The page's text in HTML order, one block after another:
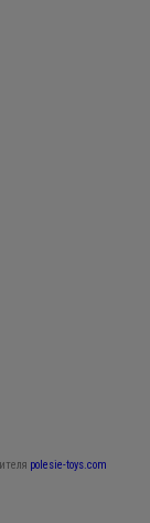
polesie-toys.com